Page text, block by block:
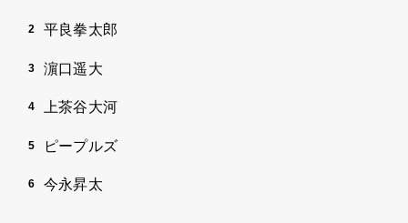
平良拳太郎
濵口遥大
上茶谷大河
ピープルズ
今永昇太